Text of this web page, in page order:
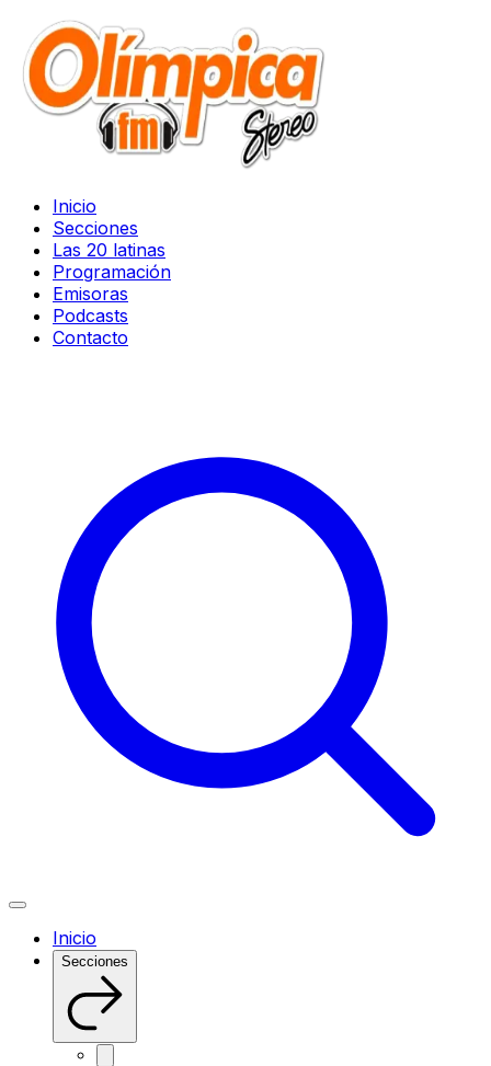
Inicio
Secciones
Las 20 latinas
Programación
Emisoras
Podcasts
Contacto
Inicio
Secciones